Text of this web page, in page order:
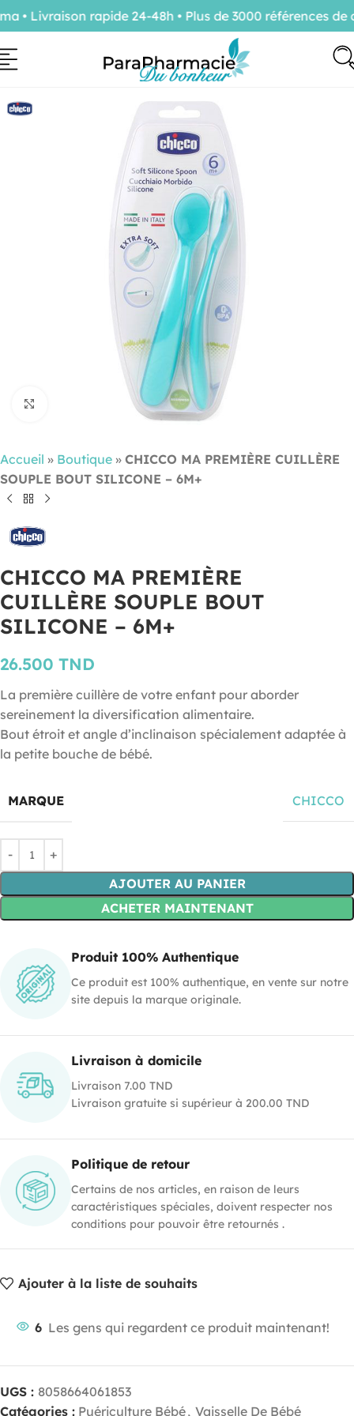
Cliquez pour agrandir
Accueil » Boutique » CHICCO MA PREMIÈRE CUILLÈRE
SOUPLE BOUT SILICONE – 6M+
CHICCO MA PREMIÈRE
CUILLÈRE SOUPLE BOUT
SILICONE – 6M+
26.500 TND
La première cuillère de votre enfant pour aborder
sereinement la diversification alimentaire.
Bout étroit et angle d’inclinaison spécialement adaptée à
la petite bouche de bébé.
MARQUE CHICCO
AJOUTER AU PANIER
ACHETER MAINTENANT
Produit 100% Authentique
Ce produit est 100% authentique, en vente sur notre
site depuis la marque originale.
Livraison à domicile
Livraison 7.00 TND
Livraison gratuite si supérieur à 200.00 TND
Politique de retour
Certains de nos articles, en raison de leurs
caractéristiques spéciales, doivent respecter nos
conditions pour pouvoir être retournés .
Ajouter à la liste de souhaits
6 Les gens qui regardent ce produit maintenant!
UGS : 8058664061853
Catégories : Puériculture Bébé, Vaisselle De Bébé
Livraison rapide 24-48h • Plus de 3000 références de